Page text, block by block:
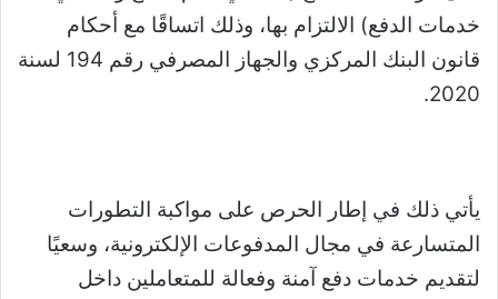
خدمات الدفع) الالتزام بها، وذلك اتساقًا مع أحكام
قانون البنك المركزي والجهاز المصرفي رقم 194 لسنة
2020.
يأتي ذلك في إطار الحرص على مواكبة التطورات
المتسارعة في مجال المدفوعات الإلكترونية، وسعيًا
لتقديم خدمات دفع آمنة وفعالة للمتعاملين داخل